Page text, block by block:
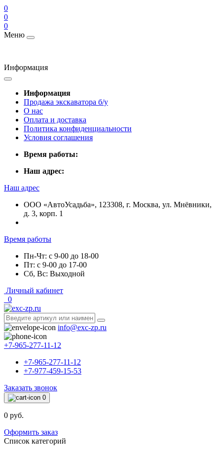
0
0
0
Меню
Информация
Информация
Продажа экскаватора б/у
О нас
Оплата и доставка
Политика конфиденциальности
Условия соглашения
Время работы:
Наш адрес:
Наш адрес
ООО «АвтоУсадьба», 123308, г. Москва, ул. Мнёвники,
д. 3, корп. 1
Время работы
Пн-Чт: с 9-00 до 18-00
Пт: с 9-00 до 17-00
Сб, Вс: Выходной
Личный кабинет
0
info@exc-zp.ru
+7-965-277-11-12
+7-965-277-11-12
+7-977-459-15-53
Заказать звонок
0
0 руб.
Оформить заказ
Список категорий